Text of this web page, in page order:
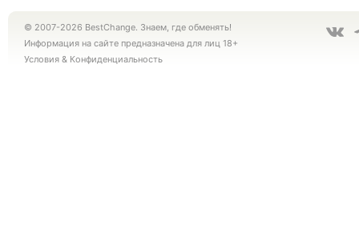
© 2007-2026 BestChange. Знаем, где обменять!
Информация на сайте предназначена для лиц 18+
Условия & Конфиденциальность